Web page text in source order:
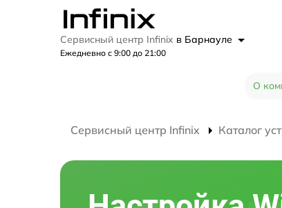
Сервисный центр Infinix в Барнауле
Ежедневно с 9:00 до 21:00
О
Сервисный центр Infinix Каталог